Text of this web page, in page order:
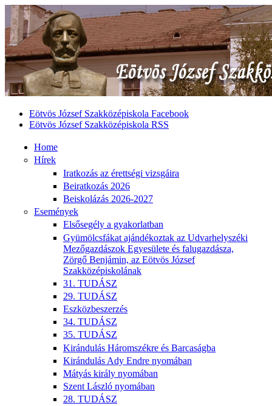
Eötvös József Szakközépiskola Facebook
Eötvös József Szakközépiskola RSS
Home
Hírek
Iratkozás az érettségi vizsgáira
Beiratkozás 2026
Beiskolázás 2026-2027
Események
Elsősegély a gyakorlatban
Gyümölcsfákat ajándékoztak az Udvarhelyszéki
Mezőgazdászok Egyesülete és falugazdásza,
Zörgő Benjámin, az Eötvös József
Szakközépiskolának
31. TUDÁSZ
29. TUDÁSZ
Eszközbeszerzés
34. TUDÁSZ
35. TUDÁSZ
Kirándulás Háromszékre és Barcaságba
Kirándulás Ady Endre nyomában
Mátyás király nyomában
Szent László nyomában
28. TUDÁSZ